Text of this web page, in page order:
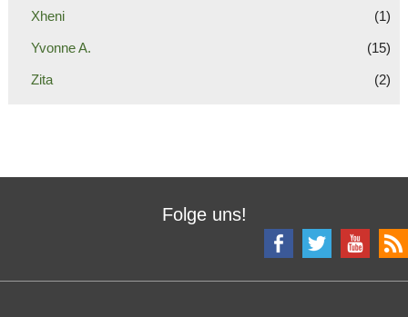
Xheni (1)
Yvonne A. (15)
Zita (2)
Folge uns!